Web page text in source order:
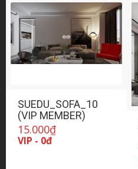
SUEDU_SOFA_10
(VIP MEMBER)
15.000₫
VIP - 0đ